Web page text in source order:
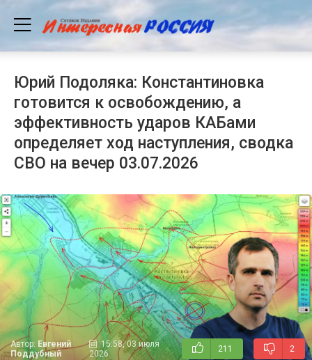
Юрий Подоляка: Константиновка
готовится к освобождению, а
эффективность ударов КАБами
определяет ход наступления, сводка
СВО на вечер 03.07.2026
Автор: Евгений
Поддубный
15:58, 03 июля
2026
211 2